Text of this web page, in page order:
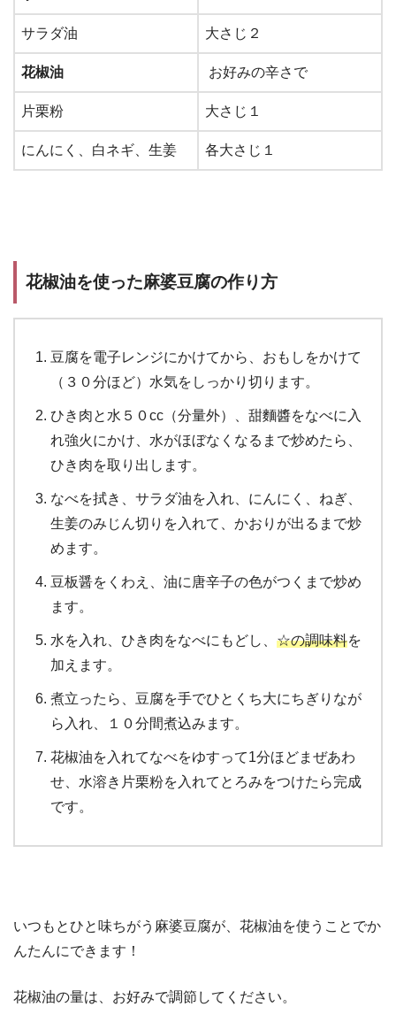
サラダ油 大さじ２
花椒油 お好みの辛さで
片栗粉 大さじ１
にんにく、白ネギ、生姜 各大さじ１
花椒油を使った麻婆豆腐の作り方
豆腐を電子レンジにかけてから、おもしをかけて
（３０分ほど）水気をしっかり切ります。
ひき肉と水５０cc（分量外）、甜麵醬をなべに入
れ強火にかけ、水がほぼなくなるまで炒めたら、
ひき肉を取り出します。
なべを拭き、サラダ油を入れ、にんにく、ねぎ、
生姜のみじん切りを入れて、かおりが出るまで炒
めます。
豆板醤をくわえ、油に唐辛子の色がつくまで炒め
ます。
水を入れ、ひき肉をなべにもどし、 ☆の調味料を
加えます。
煮立ったら、豆腐を手でひとくち大にちぎりなが
ら入れ、１０分間煮込みます。
花椒油を入れてなべをゆすって1分ほどまぜあわ
せ、水溶き片栗粉を入れてとろみをつけたら完成
です。
いつもとひと味ちがう麻婆豆腐が、花椒油を使うことでか
んたんにできます！
花椒油の量は、お好みで調節してください。